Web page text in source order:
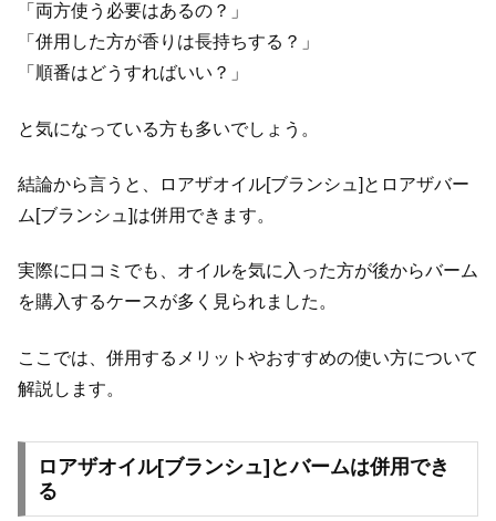
「両方使う必要はあるの？」
「併用した方が香りは長持ちする？」
「順番はどうすればいい？」
と気になっている方も多いでしょう。
結論から言うと、ロアザオイル[ブランシュ]とロアザバー
ム[ブランシュ]は併用できます。
実際に口コミでも、オイルを気に入った方が後からバーム
を購入するケースが多く見られました。
ここでは、併用するメリットやおすすめの使い方について
解説します。
ロアザオイル[ブランシュ]とバームは併用でき
る